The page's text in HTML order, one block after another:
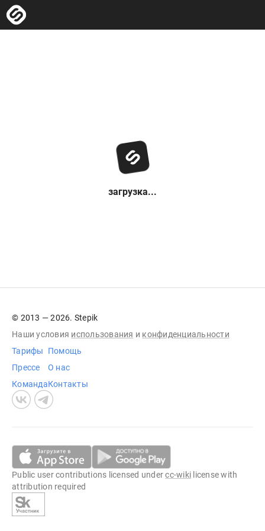
загрузка...
© 2013 — 2026. Stepik
Наши условия использования и конфиденциальности
Тарифы
Прессе
Команда
Помощь
О нас
Контакты
Public user contributions licensed undercc-wiki license with
attribution required